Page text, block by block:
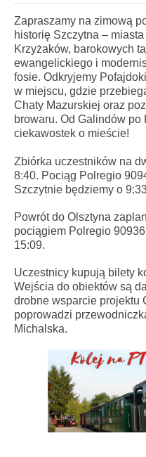
Zapraszamy na zimową
historię Szczytna –
Krzyżaków, barokowych
ewangelickiego i
fosie. Odkryjemy
w miejscu, gdzie
Chaty Mazurskiej oraz
browaru. Od Galindów po
ciekawostek o mieście!
Zbiórka uczestników na
8:40. Pociąg Polregio
Szczytnie będziemy o
Powrót do Olsztyna
pociągiem Polregio
15:09.
Uczestnicy kupują bilety
Wejścia do obiektów są
drobne wsparcie projektu
poprowadzi
Michalska.